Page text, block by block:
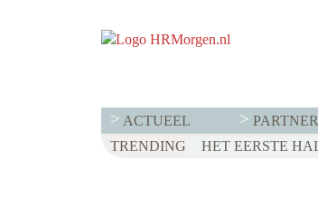
ACTUEEL
TRENDING WET
HET EERSTE
VOOR EEN